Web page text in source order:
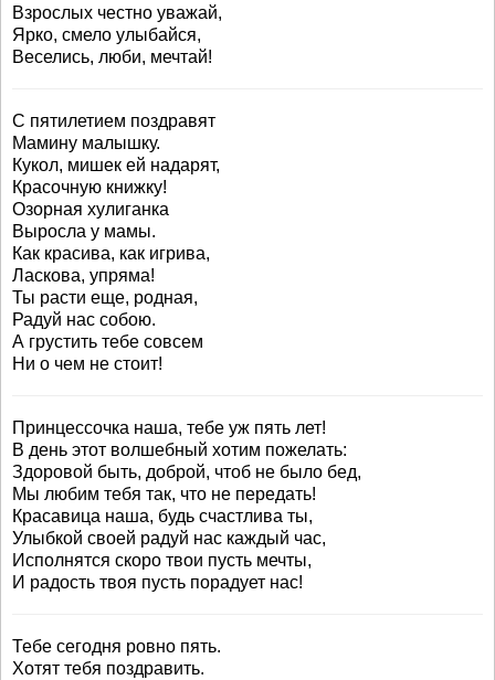
Взрослых честно уважай,
Ярко, смело улыбайся,
Веселись, люби, мечтай!
С пятилетием поздравят
Мамину малышку.
Кукол, мишек ей надарят,
Красочную книжку!
Озорная хулиганка
Выросла у мамы.
Как красива, как игрива,
Ласкова, упряма!
Ты расти еще, родная,
Радуй нас собою.
А грустить тебе совсем
Ни о чем не стоит!
Принцессочка наша, тебе уж пять лет!
В день этот волшебный хотим пожелать:
Здоровой быть, доброй, чтоб не было бед,
Мы любим тебя так, что не передать!
Красавица наша, будь счастлива ты,
Улыбкой своей радуй нас каждый час,
Исполнятся скоро твои пусть мечты,
И радость твоя пусть порадует нас!
Тебе сегодня ровно пять.
Хотят тебя поздравить.